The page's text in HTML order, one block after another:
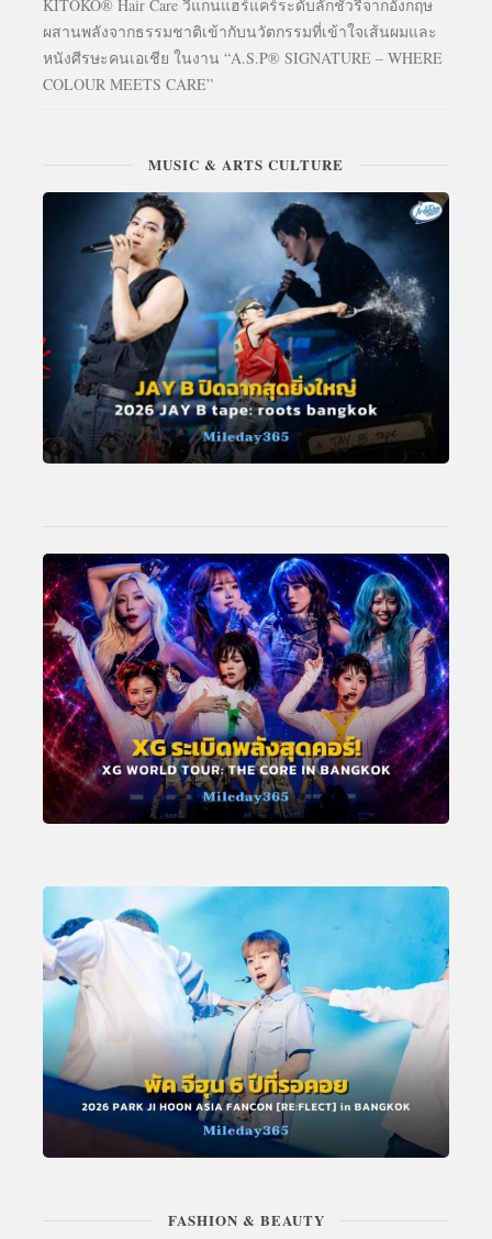
KITOKO® Hair Care วีแกนแฮร์แคร์ระดับลักชัวรีจากอังกฤษ
ผสานพลังจากธรรมชาติเข้ากับนวัตกรรมที่เข้าใจเส้นผมและ
หนังศีรษะคนเอเชีย ในงาน “A.S.P® SIGNATURE – WHERE
COLOUR MEETS CARE”
MUSIC & ARTS CULTURE
FASHION & BEAUTY